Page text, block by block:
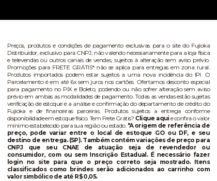
Preços, produtos e condições de pagamento exclusivas para o site do Fujioka
Distribuidor, exclusivo para CNPJ, não valendo necessariamente para a loja física
e televendas ou outros canais de vendas, sujeitos à alteração sem aviso prévio.
Promoções para FRETE GRÁTIS* não se aplica para entregas em zona rural.
Produtos importados podem estar sujeitos a uma nova incidência do IPI. O
Parcelamento é em até 6x sem juros nos cartões. Ofertamos desconto especial
para pagamento no PIX e Boleto, podendo ou não sofrer alteração sem aviso
prévio em ambas as modalidades de pagamento. Todas as vendas estão sujeitas
verificação de estoque e a análise e confirmação do departamento de crédito do
Fujioka e de financeiras parceiras. Produtos sujeitos a entrega conforme
disponibilidade em estoque físico. Tem Frete Grátis? Clique aqui e confira o valor
mínimo estabelecido para sua região ou estado. *A origem de referência de
preço, pode variar entre o local de estoque GO ou DF, e seu
destino de entrega. (SP). Também contém variações de preço para
CNPJ que seu CNAE de atuação seja de revendedor ou
consumidor, com ou sem Inscrição Estadual. É necessário fazer
login no site para que o preço correto seja mostrado. Itens
classificados como brindes serão adicionados ao carrinho com
valor simbólico de até R$ 0,05.